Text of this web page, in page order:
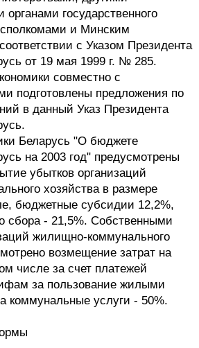
органами государственного
и Минским
с Указом Президента
от 19 мая 1999 г. № 285.
совместно с
подготовлены предложения по
в данный Указ Президента
Беларусь "О бюджете
на 2003 год" предусмотрены
убытков организаций
хозяйства в размере
бюджетные субсидии 12,2%,
сбора - 21,5%. Собственными
жилищно-коммунального
возмещение затрат на
числе за счет платежей
за пользование жилыми
коммунальные услуги - 50%.